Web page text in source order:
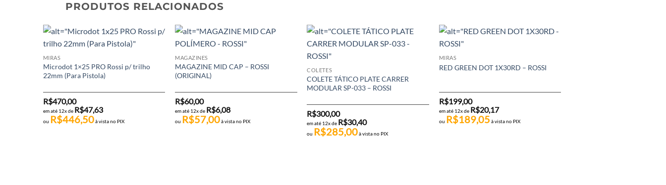
PRODUTOS RELACIONADOS
MIRAS
Microdot 1×25 PRO Rossi p/ trilho
22mm (Para Pistola)
R$470,00
em até 12x de R$47,63
ou R$446,50à vista no PIX
MAGAZINES
MAGAZINE MID CAP – ROSSI
(ORIGINAL)
R$60,00
em até 12x de R$6,08
ou R$57,00à vista no PIX
COLETES
COLETE TÁTICO PLATE CARRER
MODULAR SP-033 – ROSSI
R$300,00
em até 12x de R$30,40
ou R$285,00à vista no PIX
MIRAS
RED GREEN DOT 1X30RD – ROSSI
R$199,00
em até 12x de R$20,17
ou R$189,05 à vista no PIX